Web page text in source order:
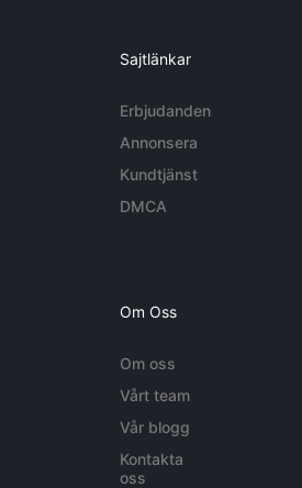
Sajtlänkar
Erbjudanden
Annonsera
Kundtjänst
DMCA
Om Oss
Om oss
Vårt team
Vår blogg
Kontakta
oss